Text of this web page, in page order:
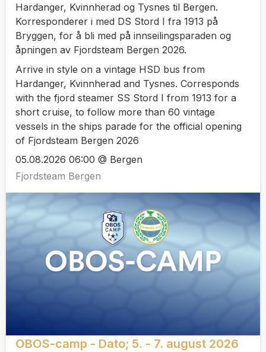
Hardanger, Kvinnherad og Tysnes til Bergen.
Korresponderer i med DS Stord I fra 1913 på
Bryggen, for å bli med på innseilingsparaden og
åpningen av Fjordsteam Bergen 2026.
Arrive in style on a vintage HSD bus from
Hardanger, Kvinnherad and Tysnes. Corresponds
with the fjord steamer SS Stord I from 1913 for a
short cruise, to follow more than 60 vintage
vessels in the ships parade for the official opening
of Fjordsteam Bergen 2026
05.08.2026 06:00 @ Bergen
Fjordsteam Bergen
OBOS-camp - Dato; 5. - 7. august 2026